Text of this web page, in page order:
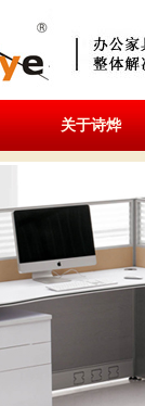
关于诗烨